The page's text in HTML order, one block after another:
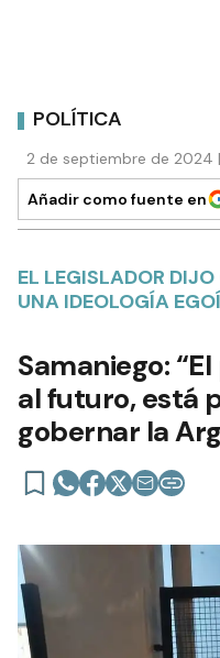
POLÍTICA
2 de septiembre de 2024
Añadir como fuente en
EL LEGISLADOR
UNA IDEOLOGÍA
Samaniego:
al futuro, está
gobernar la